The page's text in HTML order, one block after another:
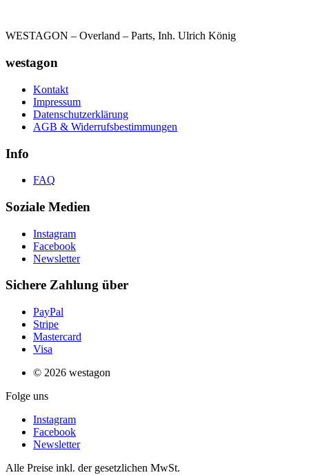
WESTAGON – Overland – Parts, Inh. Ulrich König
westagon
Kontakt
Impressum
Datenschutzerklärung
AGB & Widerrufsbestimmungen
Info
FAQ
Soziale Medien
Instagram
Facebook
Newsletter
Sichere Zahlung über
PayPal
Stripe
Mastercard
Visa
© 2026 westagon
Folge uns
Instagram
Facebook
Newsletter
Alle Preise inkl. der gesetzlichen MwSt.